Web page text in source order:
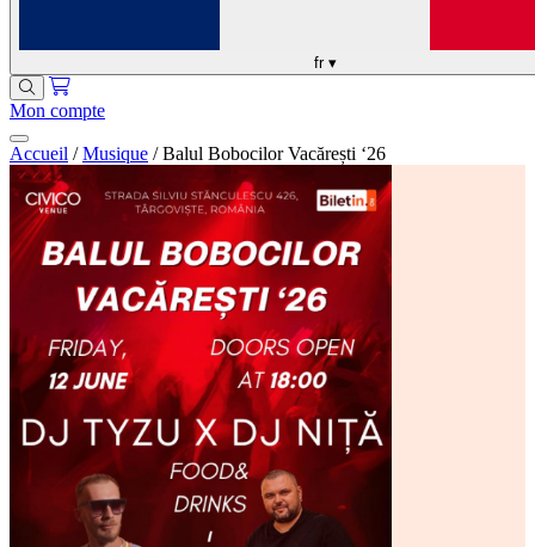
fr ▾
Mon compte
Accueil / Musique / Balul Bobocilor Vacărești ‘26